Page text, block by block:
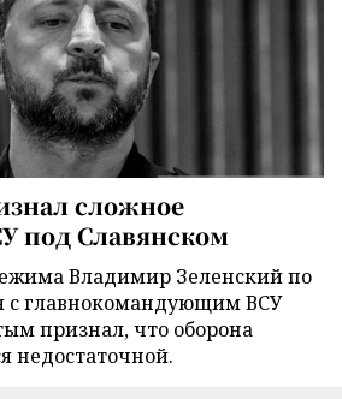
сложное
под Славянском
Владимир Зеленский по
с главнокомандующим ВСУ
признал, что оборона
недостаточной.